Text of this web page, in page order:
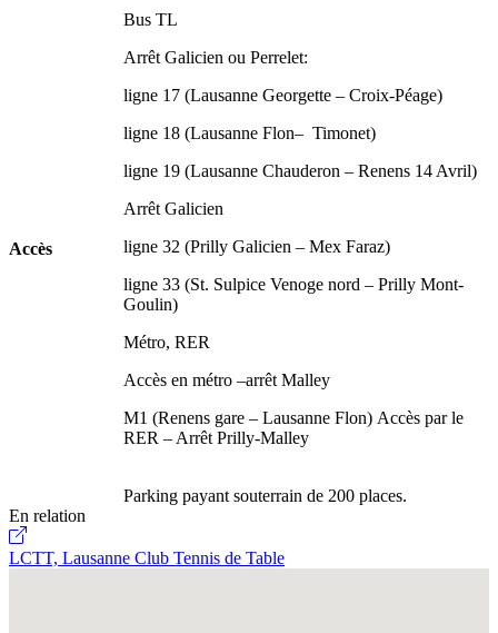
Accès
Bus TL
Arrêt Galicien ou Perrelet:
ligne 17 (Lausanne Georgette – Croix-Péage)
ligne 18 (Lausanne Flon– Timonet)
ligne 19 (Lausanne Chauderon – Renens 14 Avril)
Arrêt Galicien
ligne 32 (Prilly Galicien – Mex Faraz)
ligne 33 (St. Sulpice Venoge nord – Prilly Mont-
Goulin)
Métro, RER
Accès en métro –arrêt Malley
M1 (Renens gare – Lausanne Flon) Accès par le
RER – Arrêt Prilly-Malley
Parking payant souterrain de 200 places.
En relation
LCTT, Lausanne Club Tennis de Table